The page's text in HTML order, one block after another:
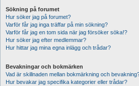
Sökning på forumet
Hur söker jag på forumet?
Varför får jag inga träffar på min sökning?
Varför får jag en tom sida när jag försöker söka!?
Hur söker jag efter medlemmar?
Hur hittar jag mina egna inlägg och trådar?
Bevakningar och bokmärken
Vad är skillnaden mellan bokmärkning och
Hur bevakar jag specifika kategorier eller trådar?